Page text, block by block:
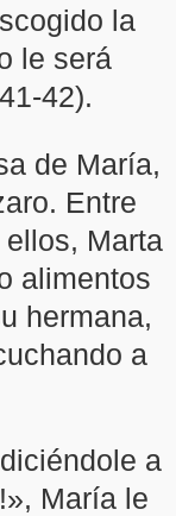
la
le será
42).
de María,
Entre
Marta
alimentos
hermana,
a
a
María le